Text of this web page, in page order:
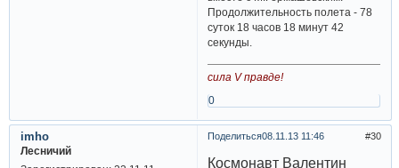
Продолжительность полета - 78
суток 18 часов 18 минут 42
секунды.
сила V правде!
0
Поделиться 30
08.11.13 11:46
imho
Лесничий
Космонавт Валентин